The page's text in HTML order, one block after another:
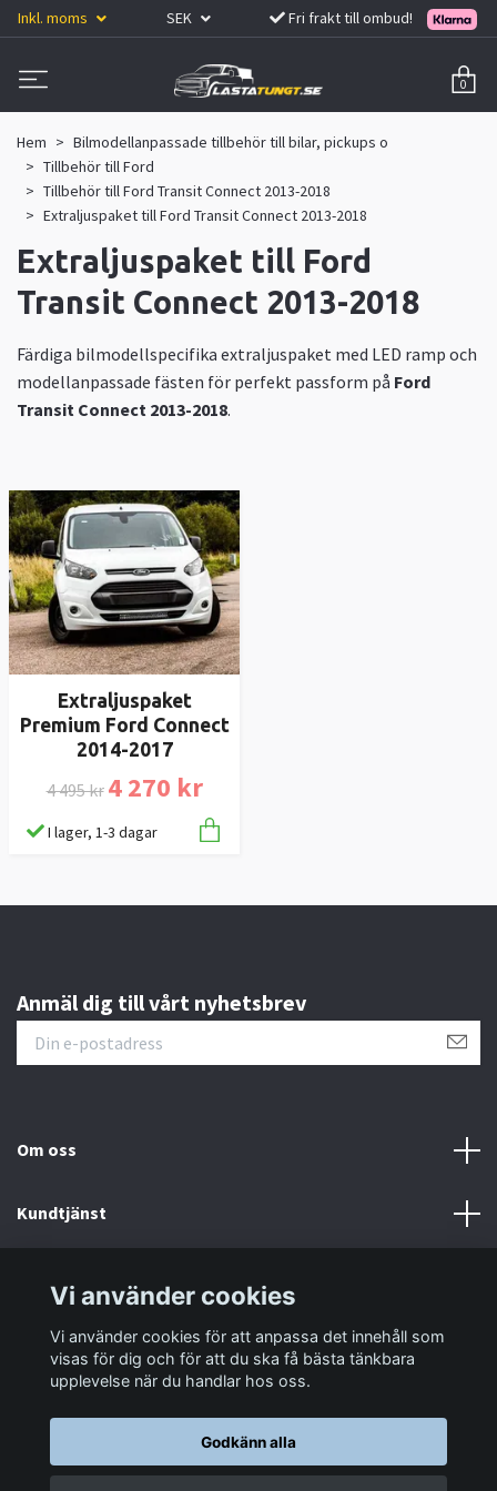
Inkl. moms SEK Fri frakt till ombud!
0
Hem
Bilmodellanpassade tillbehör till bilar, pickups o
Tillbehör till Ford
Tillbehör till Ford Transit Connect 2013-2018
Extraljuspaket till Ford Transit Connect 2013-2018
Extraljuspaket till Ford
Transit Connect 2013-2018
Färdiga bilmodellspecifika extraljuspaket med LED ramp och
modellanpassade fästen för perfekt passform på Ford
Transit Connect 2013-2018.
Extraljuspaket
Premium Ford Connect
2014-2017
4 495 kr 4 270 kr
I lager, 1-3 dagar
Anmäl dig till vårt nyhetsbrev
Om oss
Kundtjänst
Sociala medier
Vi använder cookies
Vi använder cookies för att anpassa det innehåll som
visas för dig och för att du ska få bästa tänkbara
upplevelse när du handlar hos oss.
Godkänn alla